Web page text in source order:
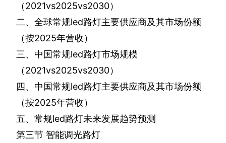
（2021vs2025vs2030）
二、全球常规led路灯主要供应商及其市场份额
（按2025年营收）
三、中国常规led路灯市场规模
（2021vs2025vs2030）
四、中国常规led路灯主要供应商及其市场份额
（按2025年营收）
五、常规led路灯未来发展趋势预测
第三节 智能调光路灯